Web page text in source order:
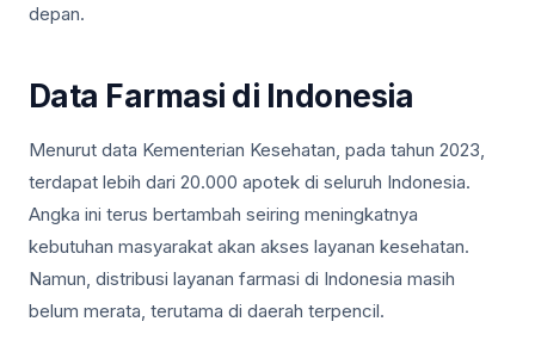
depan.
Data Farmasi di Indonesia
Menurut data Kementerian Kesehatan, pada tahun 2023,
terdapat lebih dari 20.000 apotek di seluruh Indonesia.
Angka ini terus bertambah seiring meningkatnya
kebutuhan masyarakat akan akses layanan kesehatan.
Namun, distribusi layanan farmasi di Indonesia masih
belum merata, terutama di daerah terpencil.